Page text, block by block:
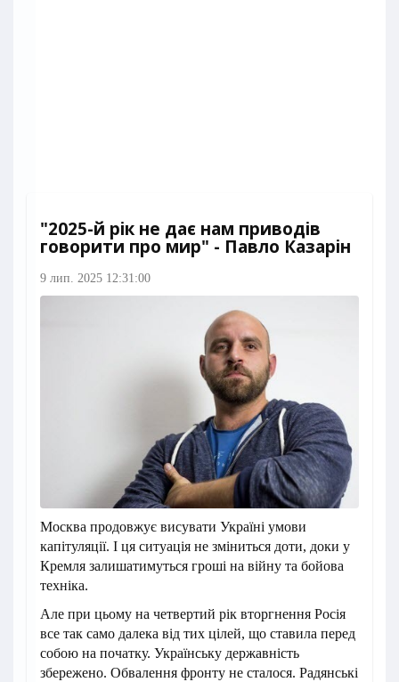
"2025-й рік не дає нам приводів
говорити про мир" - Павло Казарін
9 лип. 2025 12:31:00
Москва продовжує висувати Україні умови
капітуляції. І ця ситуація не зміниться доти, доки у
Кремля залишатимуться гроші на війну та бойова
техніка.
Але при цьому на четвертий рік вторгнення Росія
все так само далека від тих цілей, що ставила перед
собою на початку. Українську державність
збережено. Обвалення фронту не сталося. Радянські